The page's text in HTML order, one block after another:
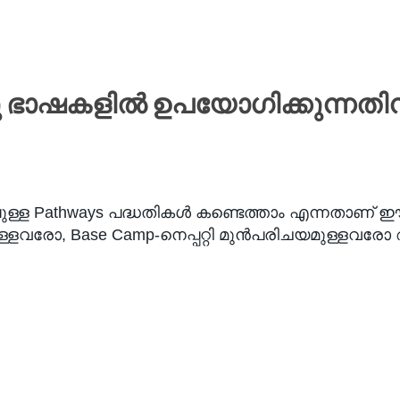
ഭാഷകളിൽ
Pathways പദ്ധതികൾ കണ്ടെത്താം എന്നതാണ് ഈ
Base Camp-നെപ്പറ്റി